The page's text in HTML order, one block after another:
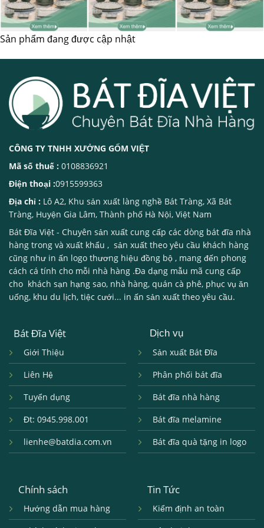
Sản phẩm đang được cập nhật
CÔNG TY TNHH XƯỞNG GỐM VIỆT
Mã số thuế : 0108836921
Điện thoại :0915599363
Địa chỉ : Lô A2, Khu sản xuất làng nghề Bát Tràng, Xã Bát
Tràng, Huyện Gia Lâm, Thành phố Hà Nội, Việt Nam
Bát Đĩa Việt - Chuyên sản xuất cung cấp các dòng bát đĩa nhà
hàng trong và xuất khẩu , sản xuất theo yêu cầu khách hàng
cũng như in ấn logo thương hiệu đồng bộ , mang đến phong
cách cá tính cho mỗi nhà hàng .Đa dạng mẫu mã cung cấp
cho khách sạn hạng sao, nhà hàng, quán cà phê, phục vụ ăn
uống, khu du lịch, tiệc cưới... in ấn sản xuất theo yêu cầu.
Bát Đĩa Việt
Giới Thiệu
Liên Hệ
Tuyển dụng
Đt: 0945.998.001
lienhe@batdia.com.vn
Dịch vụ
Sản xuất Bát Đĩa
Phân phối bát đĩa
Bát đĩa nhà hàng
Bát đĩa melamine
Bát đĩa quà tặng in logo
Chính sách
Hướng dẫn mua hàng
Tin Tức
Kiểm định an toàn